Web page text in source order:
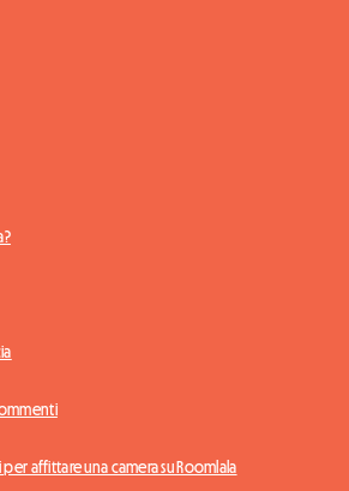
affittare una camera su Roomlala